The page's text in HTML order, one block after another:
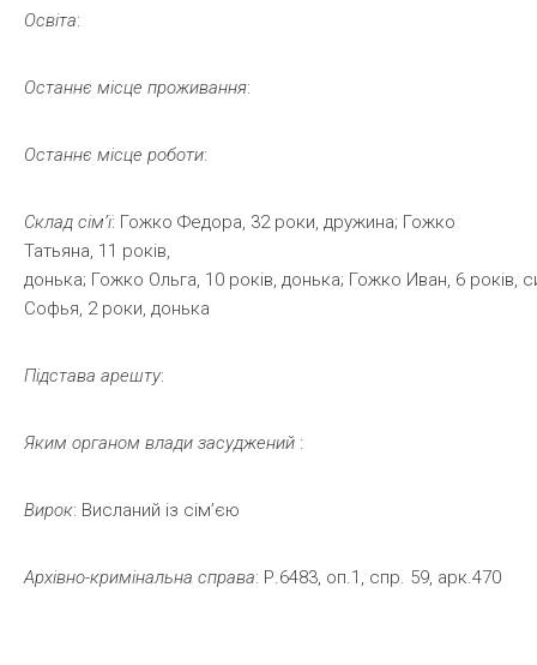
Освіта:
Останнє місце проживання:
Останнє місце роботи:
Склад сім’ї: Гожко Федора, 32 роки, дружина; Гожко
Татьяна, 11 років,
донька; Гожко Ольга, 10 років, донька; Гожко Иван, 6 років,
Софья, 2 роки, донька
Підстава арешту:
Яким органом влади засуджений :
Вирок: Висланий із сім’єю
Архівно-кримінальна справа: Р.6483, оп.1, спр. 59, арк.470